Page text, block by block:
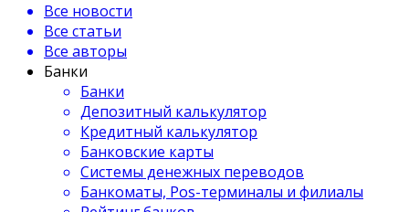
Все новости
Все статьи
Все авторы
Банки
Банки
Депозитный калькулятор
Кредитный калькулятор
Банковские карты
Системы денежных переводов
Банкоматы, Pos-терминалы и филиалы